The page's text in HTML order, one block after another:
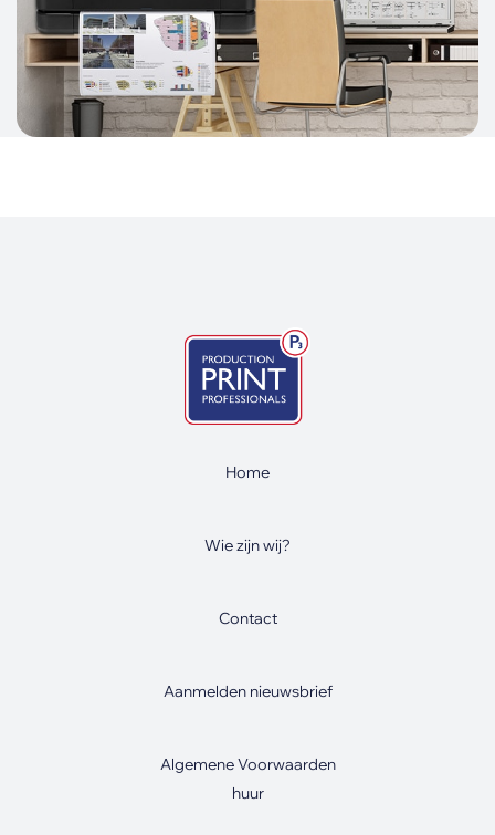
Home
Wie zijn wij?
Contact
Aanmelden nieuwsbrief
Algemene Voorwaarden
huur